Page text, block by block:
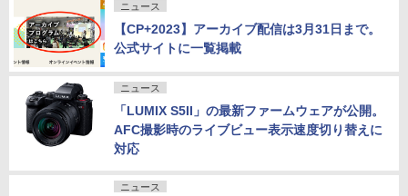
ニュース
【CP+2023】アーカイブ配信は3月31日まで。
公式サイトに一覧掲載
ニュース
「LUMIX S5II」の最新ファームウェアが公開。
AFC撮影時のライブビュー表示速度切り替えに
対応
ニュース